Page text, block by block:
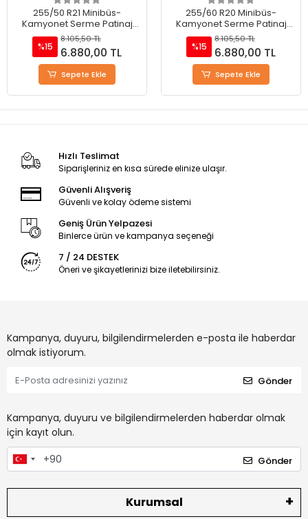
255/60 R20 Minibüs-
Kamyonet Serme Patinaj
Zinciri - M220
%15
8.105,50 TL
6.880,00 TL
Sepete Ekle
255/70 R18 Minibüs-
Kamyonet Serme Patinaj
Zinciri - M220
%15
8.105,50 TL
6.880,00 TL
Sepete Ekle
Hızlı Teslimat
Siparişleriniz en kısa sürede elinize ulaşır.
Güvenli Alışveriş
Güvenli ve kolay ödeme sistemi
Geniş Ürün Yelpazesi
Binlerce ürün ve kampanya seçeneği
7 / 24 DESTEK
Öneri ve şikayetlerinizi bize iletebilirsiniz.
Kampanya, duyuru, bilgilendirmelerden e-posta ile haberdar
olmak istiyorum.
Gönder
Kampanya, duyuru ve bilgilendirmelerden haberdar olmak
için kayıt olun.
Gönder
Kurumsal